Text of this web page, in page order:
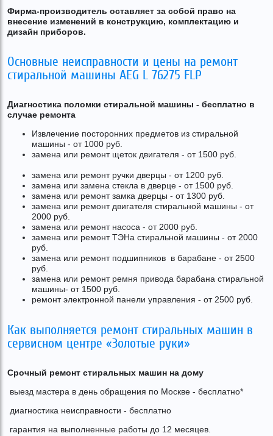
Фирма-производитель оставляет за собой право на
внесение изменений в конструкцию, комплектацию и
дизайн приборов.
Основные неисправности и цены на ремонт
стиральной машины AEG L 76275 FLP
Диагностика поломки стиральной машины - бесплатно в
случае ремонта
Извлечение посторонних предметов из стиральной
машины - от 1000 руб.
замена или ремонт щеток двигателя - от 1500 руб.
замена или ремонт ручки дверцы - от 1200 руб.
замена или замена стекла в дверце - от 1500 руб.
замена или ремонт замка дверцы - от 1300 руб.
замена или ремонт двигателя стиральной машины - от
2000 руб.
замена или ремонт насоса - от 2000 руб.
замена или ремонт ТЭНа стиральной машины - от 2000
руб.
замена или ремонт подшипников в барабане - от 2500
руб.
замена или ремонт ремня привода барабана стиральной
машины- от 1500 руб.
ремонт электронной панели управления - от 2500 руб.
Как выполняется ремонт стиральных машин в
сервисном центре «Золотые руки»
Срочный ремонт стиральных машин на дому
выезд мастера в день обращения по Москве - бесплатно*
диагностика неисправности - бесплатно
гарантия на выполненные работы до 12 месяцев.